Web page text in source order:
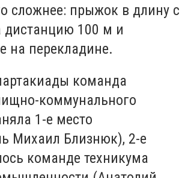
сложнее: прыжок в длину с
дистанцию 100 м и
на перекладине.
команда
коммунального
1-е место
Михаил Близнюк), 2-е
команде техникума